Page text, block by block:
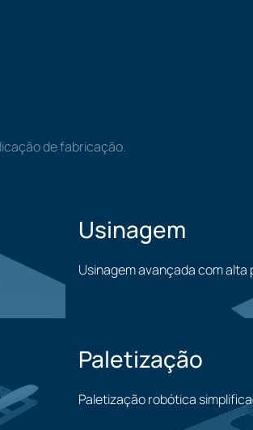
de fabricação.
Usinagem
Usinagem avançada com alta
Paletização
Paletização robótica